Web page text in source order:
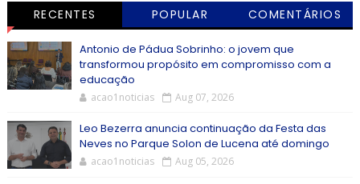
RECENTES POPULAR COMENTÁRIOS
Antonio de Pádua Sobrinho: o jovem que
transformou propósito em compromisso com a
educação
acao1noticias Aug 07, 2026
Leo Bezerra anuncia continuação da Festa das
Neves no Parque Solon de Lucena até domingo
acao1noticias Aug 05, 2026